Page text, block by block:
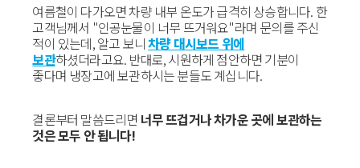
여름철이 다가오면 차량 내부 온도가 급격히 상승합니다. 한
고객님께서 "인공눈물이 너무 뜨거워요"라며 문의를 주신
적이 있는데, 알고 보니차량 대시보드 위에
보관하셨더라고요. 반대로, 시원하게 점안하면 기분이
좋다며 냉장고에 보관하시는 분들도 계십니다.
결론부터 말씀드리면 너무 뜨겁거나 차가운 곳에 보관하는
것은 모두 안 됩니다!